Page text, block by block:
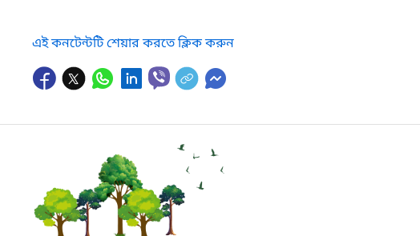
এই কনটেন্টটি শেয়ার করতে ক্লিক করুন